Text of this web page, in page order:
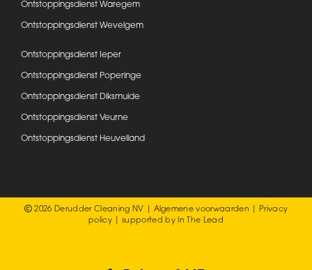
Ontstoppingsdienst Waregem
Ontstoppingsdienst Wevelgem
Ontstoppingsdienst Ieper
Ontstoppingsdienst Poperinge
Ontstoppingsdienst Diksmuide
Ontstoppingsdienst Veurne
Ontstoppingsdienst Heuvelland
2026 Derudder Cleaning NV | Algemene voorwaarden
Privacy
policy | supported by In The Lead